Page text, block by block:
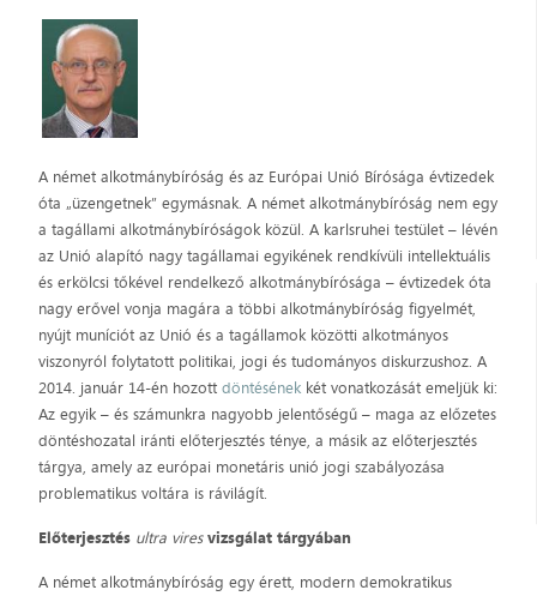
A német alkotmánybíróság és az Európai Unió Bírósága évtizedek
óta „üzengetnek” egymásnak. A német alkotmánybíróság nem egy
a tagállami alkotmánybíróságok közül. A karlsruhei testület – lévén
az Unió alapító nagy tagállamai egyikének rendkívüli intellektuális
és erkölcsi tőkével rendelkező alkotmánybírósága – évtizedek óta
nagy erővel vonja magára a többi alkotmánybíróság figyelmét,
nyújt muníciót az Unió és a tagállamok közötti alkotmányos
viszonyról folytatott politikai, jogi és tudományos diskurzushoz. A
2014. január 14-én hozottdöntésének két vonatkozását emeljük ki:
Az egyik – és számunkra nagyobb jelentőségű – maga az előzetes
döntéshozatal iránti előterjesztés ténye, a másik az előterjesztés
tárgya, amely az európai monetáris unió jogi szabályozása
problematikus voltára is rávilágít.
Előterjesztés ultra viresvizsgálat tárgyában
A német alkotmánybíróság egy érett, modern demokratikus